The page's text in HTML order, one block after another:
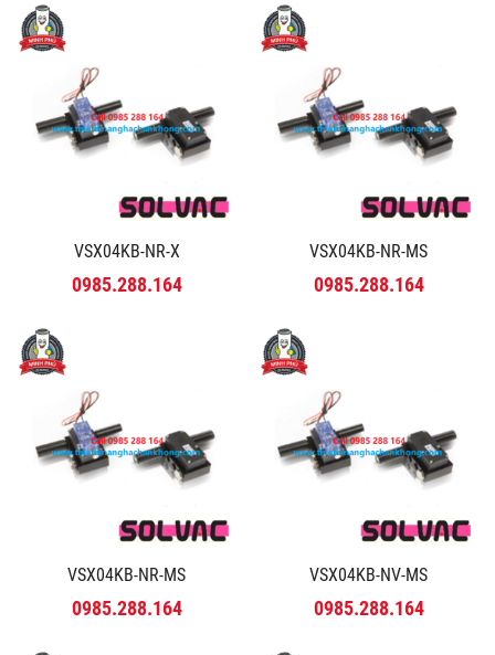
VSX04KB-NR-X
0985.288.164
VSX04KB-NR-MS
0985.288.164
VSX04KB-NR-MS
0985.288.164
VSX04KB-NV-MS
0985.288.164